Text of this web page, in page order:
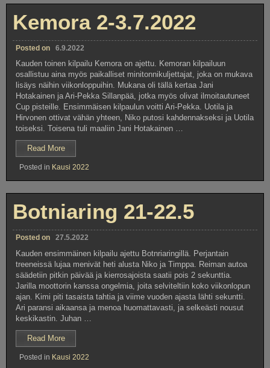
Kemora 2-3.7.2022
Posted on 6.9.2022
Kauden toinen kilpailu Kemora on ajettu. Kemoran kilpailuun
osallistuu aina myös paikalliset minitonnikuljettajat, joka on mukava
lisäys näihin viikonloppuihin. Mukana oli tällä kertaa Jani
Hotakainen ja Ari-Pekka Sillanpää, jotka myös olivat ilmoitautuneet
Cup pisteille. Ensimmäisen kilpaulun voitti Ari-Pekka. Uotila ja
Hirvonen ottivat vähän yhteen, Niko putosi kahdennakseksi ja Uotila
toiseksi. Toisena tuli maaliin Jani Hotakainen …
Read More”Kemora
2-
3.7.2022”
Posted in Kausi 2022
Botniaring 21-22.5
Posted on 27.5.2022
Kauden ensimmäinen kilpailu ajettu Botnriaringillä. Perjantain
treeneissä lujaa menivät heti alusta Niko ja Timppa. Reiman autoa
säädetiin pitkin päivää ja kierrosajoista saatii pois 2 sekunttia.
Jarilla moottorin kanssa ongelmia, joita selviteltiin koko viikonlopun
ajan. Kimi piti tasaista tahtia ja viime vuoden ajasta lähti sekuntti.
Ari paransi aikaansa ja menoa huomattavasti, ja selkeästi nousut
keskikastin. Juhan …
Read More”Botniaring
21-
22.5”
Posted in Kausi 2022